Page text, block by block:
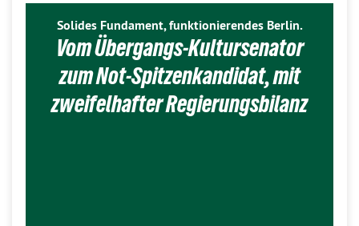
Solides Fundament, funktionierendes Berlin.
Vom Übergangs-Kultursenator
zum Not-Spitzenkandidat, mit
zweifelhafter Regierungsbilanz